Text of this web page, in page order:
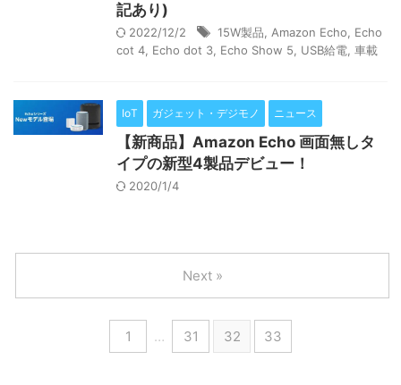
記あり)
2022/12/2 15W製品 Amazon Echo
Echo
cot 4 Echo dot 3 Echo Show 5 USB給電 車載
IoT ガジェット・デジモノ ニュース
【新商品】Amazon Echo 画面無しタ
イプの新型4製品デビュー！
2020/1/4
1 … 31 32 33
Next »